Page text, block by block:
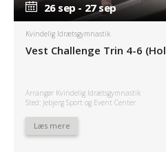
26 sep - 27 sep
26 sep - 27 sep
Kvindelig Idrætsgymnastik
Vest Challenge Trin 4-6
Arrangør Kvindelig Idrætsgymnastik
Sted: Jebjerg Sport og Event Center
Læs mere